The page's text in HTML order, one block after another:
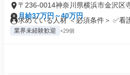
〒236-0014神奈川県横浜市金沢区
月給37万円～40万円
求めている人材 ＜必須条件＞ ✅看
業界未経験歓迎 +29個